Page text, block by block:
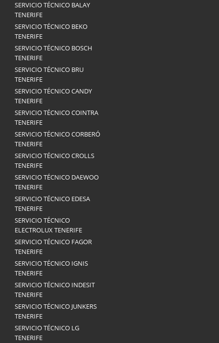
SERVICIO TÉCNICO BALAY
TENERIFE
SERVICIO TÉCNICO BEKO
TENERIFE
SERVICIO TÉCNICO BOSCH
TENERIFE
SERVICIO TÉCNICO BRU
TENERIFE
SERVICIO TÉCNICO CANDY
TENERIFE
SERVICIO TÉCNICO COINTRA
TENERIFE
SERVICIO TÉCNICO CORBERÓ
TENERIFE
SERVICIO TÉCNICO CROLLS
TENERIFE
SERVICIO TÉCNICO DAEWOO
TENERIFE
SERVICIO TÉCNICO EDESA
TENERIFE
SERVICIO TÉCNICO
ELECTROLUX TENERIFE
SERVICIO TÉCNICO FAGOR
TENERIFE
SERVICIO TÉCNICO IGNIS
TENERIFE
SERVICIO TÉCNICO INDESIT
TENERIFE
SERVICIO TÉCNICO JUNKERS
TENERIFE
SERVICIO TÉCNICO LG
TENERIFE